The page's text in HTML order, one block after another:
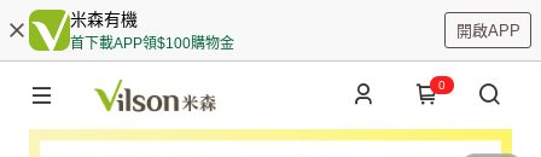
米森有機
首下載APP領$100購物金
開啟APP
0